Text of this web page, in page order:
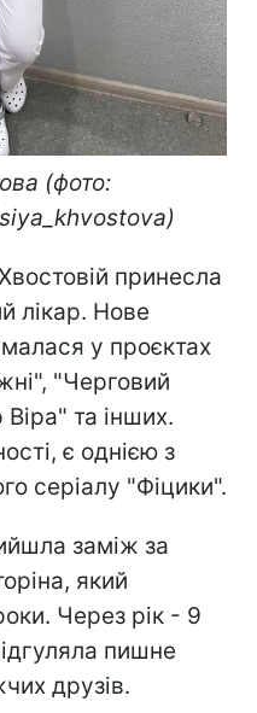
(фото:
принесла
лікар. Нове
у проєктах
"Черговий
Віра" та інших.
є однією з
серіалу "Фіцики".
заміж за
який
Через рік - 9
пишне
друзів.